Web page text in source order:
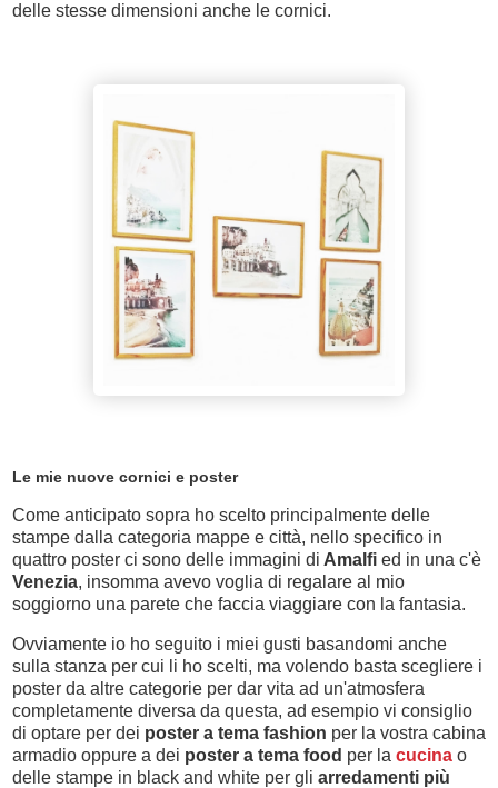
delle stesse dimensioni anche le cornici.
Le mie nuove cornici e poster
Come anticipato sopra ho scelto principalmente delle
stampe dalla categoria mappe e città, nello specifico in
quattro poster ci sono delle immagini di Amalfi ed in una c'è
Venezia, insomma avevo voglia di regalare al mio
soggiorno una parete che faccia viaggiare con la fantasia.
Ovviamente io ho seguito i miei gusti basandomi anche
sulla stanza per cui li ho scelti, ma volendo basta scegliere i
poster da altre categorie per dar vita ad un'atmosfera
completamente diversa da questa, ad esempio vi consiglio
di optare per dei poster a tema fashion per la vostra cabina
armadio oppure a dei poster a tema food per la cucina o
delle stampe in black and white per gli arredamenti più